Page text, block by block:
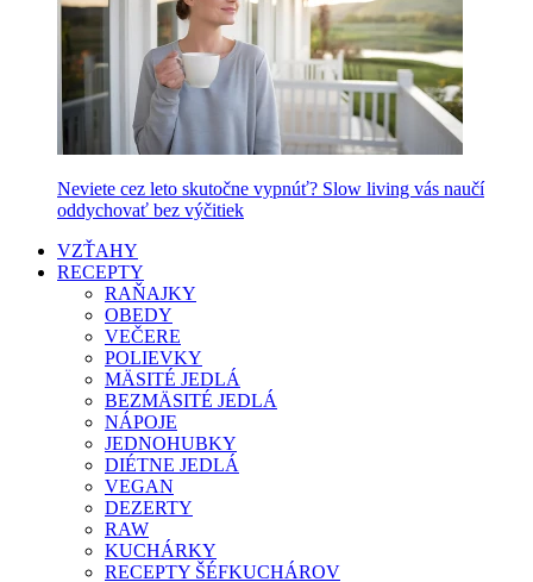
Neviete cez leto skutočne vypnúť? Slow living vás naučí
oddychovať bez výčitiek
VZŤAHY
RECEPTY
RAŇAJKY
OBEDY
VEČERE
POLIEVKY
MÄSITÉ JEDLÁ
BEZMÄSITÉ JEDLÁ
NÁPOJE
JEDNOHUBKY
DIÉTNE JEDLÁ
VEGAN
DEZERTY
RAW
KUCHÁRKY
RECEPTY ŠÉFKUCHÁROV